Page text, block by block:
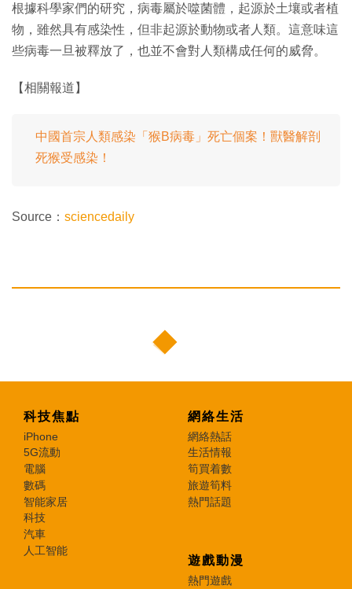
根據科學家們的研究，病毒屬於噬菌體，起源於土壤或者植
物，雖然具有感染性，但非起源於動物或者人類。這意味這
些病毒一旦被釋放了，也並不會對人類構成任何的威脅。
【相關報道】
中國首宗人類感染「猴B病毒」死亡個案！獸醫解剖
死猴受感染！
Source： sciencedaily
科技焦點
iPhone
5G流動
電腦
數碼
智能家居
科技
汽車
人工智能
網絡生活
網絡熱話
生活情報
筍買着數
旅遊筍料
熱門話題
遊戲動漫
熱門遊戲